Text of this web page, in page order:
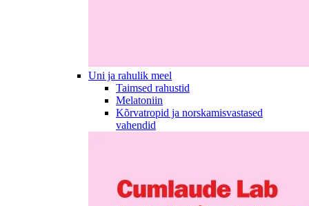
Uni ja rahulik meel
Taimsed rahustid
Melatoniin
Kõrvatropid ja norskamisvastased
vahendid